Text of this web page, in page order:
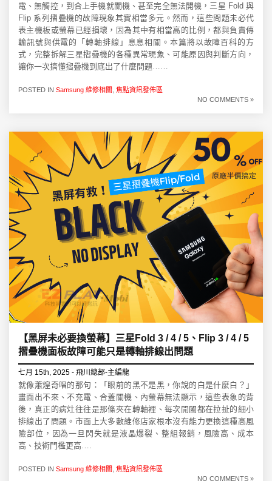
電、無觸控，到合上手機就關機、甚至完全無法開機，三星 Fold 與
Flip 系列摺疊機的故障現象其實相當多元。然而，這些問題未必代
表主機板或螢幕已經損壞，因為其中有相當高的比例，都與負責傳
輸訊號與供電的「轉軸排線」息息相關。本篇將以故障百科的方
式，完整拆解三星摺疊機的各種異常現象、可能原因與判斷方向，
讓你一次搞懂摺疊機到底出了什麼問題……
POSTED IN Samsung 維修相關 焦點資訊發佈區
NO COMMENTS »
【黑屏未必要換螢幕】三星Fold 3 / 4 / 5、Flip 3 / 4 / 5
摺疊機面板故障可能只是轉軸排線出問題
七月 15th, 2025 - 飛川總部-主編龍
就像蕭煌奇唱的那句：「眼前的黑不是黑，你說的白是什麼白？」
畫面出不來、不充電、合蓋關機、內螢幕無法顯示，這些表象的背
後，真正的病灶往往是那條夾在轉軸裡、每次開闔都在拉扯的細小
排線出了問題。市面上大多數維修店家根本沒有能力更換這種高風
險部位，因為一旦閃失就是液晶爆裂、整組報銷，風險高、成本
高、技術門檻更高….
POSTED IN Samsung 維修相關, 焦點資訊發佈區
NO COMMENTS »